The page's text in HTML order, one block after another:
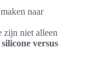
naar
zijn niet alleen
versus